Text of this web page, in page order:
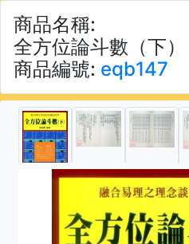
商品名稱:
全方位論斗數（下）
商品編號: eqb147